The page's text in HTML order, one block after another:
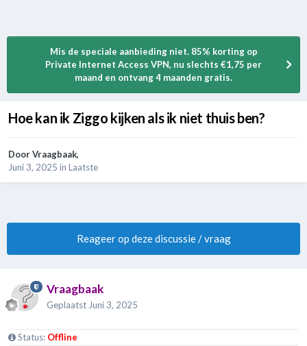
Mis de speciale aanbieding niet. 85% korting op
Private Internet Access VPN, nu slechts €1,75 per
maand en ontvang 4 maanden gratis.
Hoe kan ik Ziggo kijken als ik niet thuis ben?
DoorVraagbaak,
Juni 3, 2025 in Laatste
Reageer op deze discussie / vraag
Vraagbaak
Geplaatst Juni 3, 2025
Status: Offline